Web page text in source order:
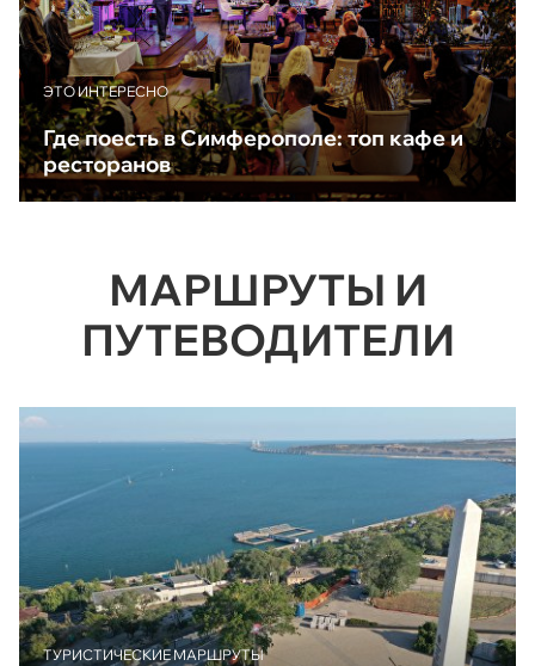
ЭТО ИНТЕРЕСНО
Где поесть в Симферополе: топ кафе и
ресторанов
МАРШРУТЫ И
ПУТЕВОДИТЕЛИ
ТУРИСТИЧЕСКИЕ МАРШРУТЫ